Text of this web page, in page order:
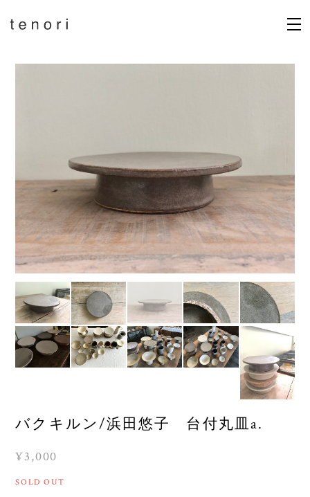
バクキルン/浜田悠子 台付丸皿a.
¥3,000
SOLD OUT